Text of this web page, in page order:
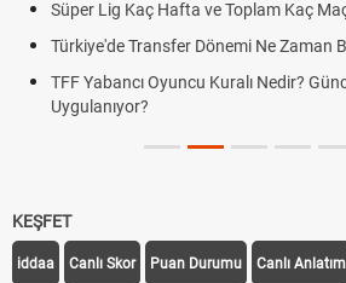
Süper Lig Kaç Hafta ve Toplam Kaç
Türkiye'de Transfer Dönemi Ne Zaman
TFF Yabancı Oyuncu Kuralı Nedir?
Uygulanıyor?
KEŞFET
iddaa Canlı Skor Puan Durumu Canlı Anlatım